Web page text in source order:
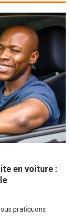
en voiture :
pratiquons